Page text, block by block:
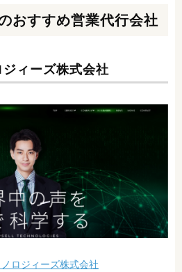
おすすめ営業代行会社
ィーズ株式会社
ロジィーズ株式会社